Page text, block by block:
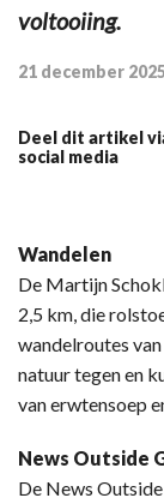
voltooiing.
21 december
Deel dit artikel
social media
Wandelen
De Martijn
2,5 km, die
wandelroutes
natuur tegen en
van erwtensoep
News Outside
De News